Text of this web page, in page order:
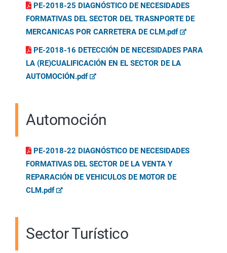
PE-2018-25 DIAGNÓSTICO DE NECESIDADES
FORMATIVAS DEL SECTOR DEL TRASNPORTE DE
MERCANICAS POR CARRETERA DE CLM.pdf
PE-2018-16 DETECCIÓN DE NECESIDADES PARA
LA (RE)CUALIFICACIÓN EN EL SECTOR DE LA
AUTOMOCIÓN.pdf
Automoción
PE-2018-22 DIAGNÓSTICO DE NECESIDADES
FORMATIVAS DEL SECTOR DE LA VENTA Y
REPARACIÓN DE VEHICULOS DE MOTOR DE
CLM.pdf
Sector Turístico